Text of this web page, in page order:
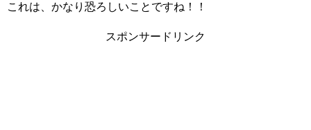
これは、かなり恐ろしいことですね！！
スポンサードリンク